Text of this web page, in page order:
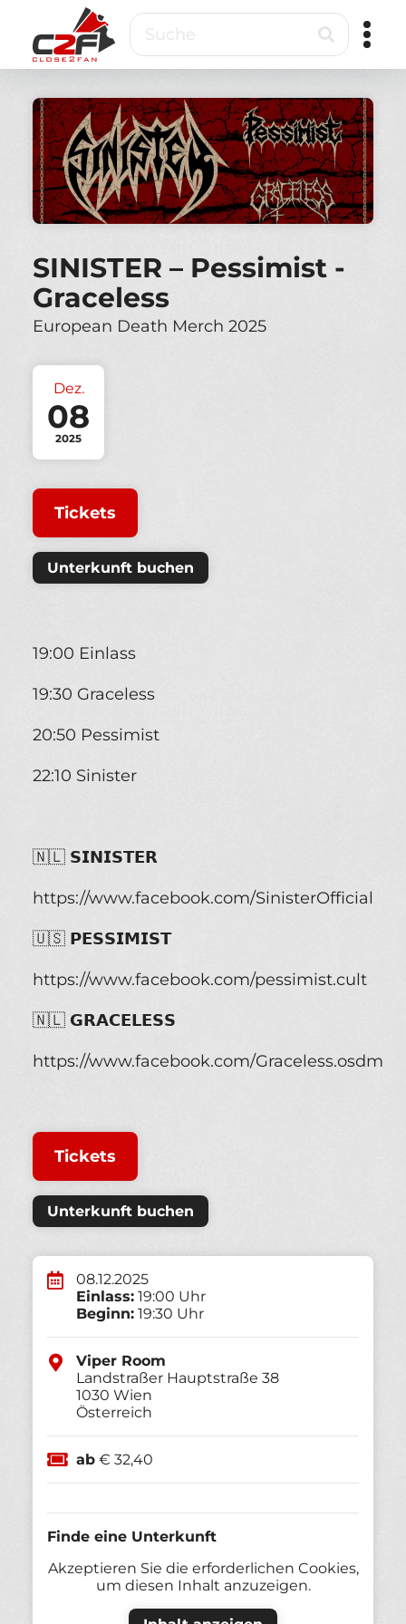
Inhalt
to
fan
&
VIP
ticketing
Suche
SINISTER – Pessimist -
Graceless
European Death Merch 2025
Dez.
08
2025
Tickets
Unterkunft buchen
19:00 Einlass
19:30 Graceless
20:50 Pessimist
22:10 Sinister
🇳🇱 𝗦𝗜𝗡𝗜𝗦𝗧𝗘𝗥
https://www.facebook.com/SinisterOfficial
🇺🇸 𝗣𝗘𝗦𝗦𝗜𝗠𝗜𝗦𝗧
https://www.facebook.com/pessimist.cult
🇳🇱 𝗚𝗥𝗔𝗖𝗘𝗟𝗘𝗦𝗦
https://www.facebook.com/Graceless.osdm
Tickets
Unterkunft buchen
08.12.2025
Einlass: 19:00 Uhr
Beginn: 19:30 Uhr
Viper Room
Landstraßer Hauptstraße 38
1030 Wien
Österreich
ab € 32,40
Finde eine Unterkunft
Akzeptieren Sie die erforderlichen Cookies,
um diesen Inhalt anzuzeigen.